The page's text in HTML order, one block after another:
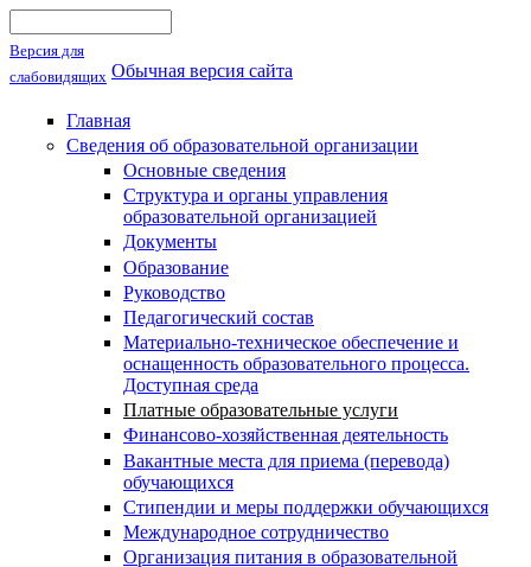
Форма поиска
Версия для
слабовидящих Обычная версия сайта
Главная
Сведения об образовательной организации
Основные сведения
Структура и органы управления
образовательной организацией
Документы
Образование
Руководство
Педагогический состав
Материально-техническое обеспечение и
оснащенность образовательного процесса.
Доступная среда
Платные образовательные услуги
Финансово-хозяйственная деятельность
Вакантные места для приема (перевода)
обучающихся
Стипендии и меры поддержки обучающихся
Международное сотрудничество
Организация питания в образовательной